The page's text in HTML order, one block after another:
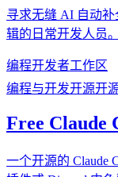
寻求无缝 AI 自动
辑的日常开发人员。
编程开发者工作区
编程与开发开源开
Free Claude
一个开源的 Claude